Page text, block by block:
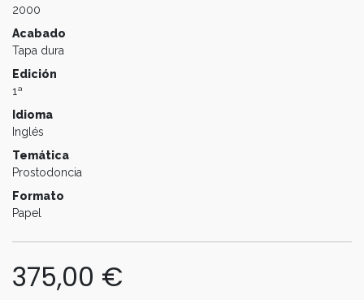
2000
Acabado
Tapa dura
Edición
1ª
Idioma
Inglés
Temática
Prostodoncia
Formato
Papel
375,00 €